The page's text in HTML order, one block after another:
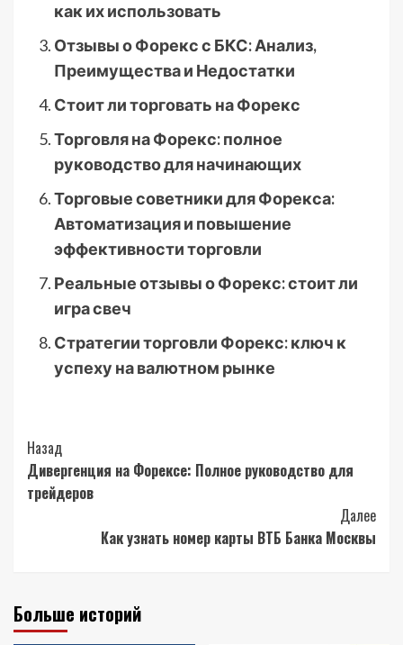
как их использовать
Отзывы о Форекс с БКС: Анализ,
Преимущества и Недостатки
Стоит ли торговать на Форекс
Торговля на Форекс: полное
руководство для начинающих
Торговые советники для Форекса:
Автоматизация и повышение
эффективности торговли
Реальные отзывы о Форекс: стоит ли
игра свеч
Стратегии торговли Форекс: ключ к
успеху на валютном рынке
Post
Navigation
Назад
Дивергенция на Форексе: Полное руководство для
трейдеров
Далее
Как узнать номер карты ВТБ Банка Москвы
Больше историй